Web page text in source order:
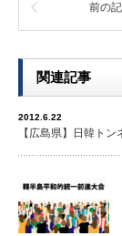
前の
関連記事
2012.6.22
【広島県】日韓トン